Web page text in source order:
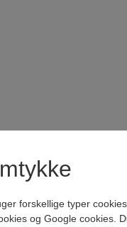
forskellige typer
og Google cookies.